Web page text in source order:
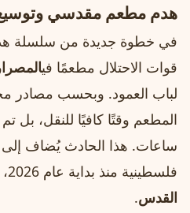
هدم مطعم مقدسي وتوسيع
في خطوة جديدة من سلسلة
قوات الاحتلال مطعمًا في
لباب العمود. وبحسب مصادر
المطعم وقتًا كافيًا للنقل، بل
ساعات. هذا الحادث يُضاف إلى
فلسطينية منذ بداية عام 2026، وفقًا لبيانات
القدس.